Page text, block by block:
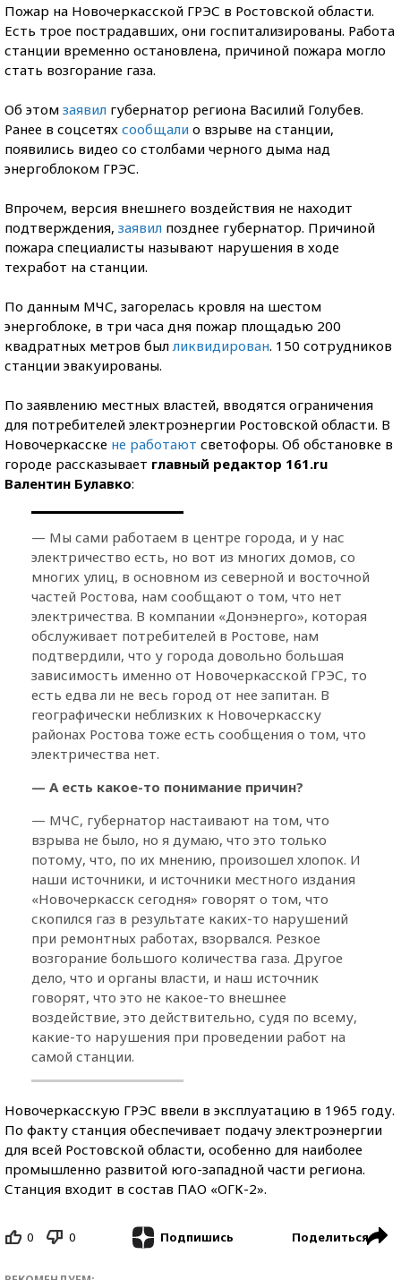
Пожар на Новочеркасской ГРЭС в Ростовской области.
Есть трое пострадавших, они госпитализированы. Работа
станции временно остановлена, причиной пожара могло
стать возгорание газа.
Об этом заявил губернатор региона Василий Голубев.
Ранее в соцсетях сообщали о взрыве на станции,
появились видео со столбами черного дыма над
энергоблоком ГРЭС.
Впрочем, версия внешнего воздействия не находит
подтверждения, заявил позднее губернатор. Причиной
пожара специалисты называют нарушения в ходе
техработ на станции.
По данным МЧС, загорелась кровля на шестом
энергоблоке, в три часа дня пожар площадью 200
квадратных метров был ликвидирован. 150 сотрудников
станции эвакуированы.
По заявлению местных властей, вводятся ограничения
для потребителей электроэнергии Ростовской области. В
Новочеркасске не работают светофоры. Об обстановке в
городе рассказывает главный редактор 161.ru
Валентин Булавко:
— Мы сами работаем в центре города, и у нас
электричество есть, но вот из многих домов, со
многих улиц, в основном из северной и восточной
частей Ростова, нам сообщают о том, что нет
электричества. В компании «Донэнерго», которая
обслуживает потребителей в Ростове, нам
подтвердили, что у города довольно большая
зависимость именно от Новочеркасской ГРЭС, то
есть едва ли не весь город от нее запитан. В
географически неблизких к Новочеркасску
районах Ростова тоже есть сообщения о том, что
электричества нет.
— А есть какое-то понимание причин?
— МЧС, губернатор настаивают на том, что
взрыва не было, но я думаю, что это только
потому, что, по их мнению, произошел хлопок. И
наши источники, и источники местного издания
«Новочеркасск сегодня» говорят о том, что
скопился газ в результате каких-то нарушений
при ремонтных работах, взорвался. Резкое
возгорание большого количества газа. Другое
дело, что и органы власти, и наш источник
говорят, что это не какое-то внешнее
воздействие, это действительно, судя по всему,
какие-то нарушения при проведении работ на
самой станции.
Новочеркасскую ГРЭС ввели в эксплуатацию в 1965 году.
По факту станция обеспечивает подачу электроэнергии
для всей Ростовской области, особенно для наиболее
промышленно развитой юго-западной части региона.
Станция входит в состав ПАО «ОГК-2».
0 0 Подпишись Поделиться